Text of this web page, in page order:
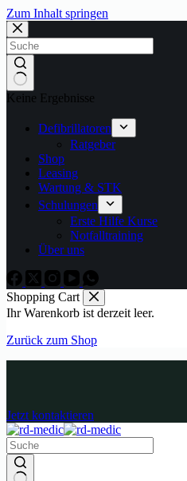
Zum Inhalt springen
Keine Ergebnisse
Defibrillatoren
Ratgeber
Shop
Leasing
Wartung & STK
Schulungen
Erste Hilfe Kurse
Notfalltraining
Über uns
Shopping Cart
Ihr Warenkorb ist derzeit leer.
Zurück zum Shop
Jetzt kontaktieren